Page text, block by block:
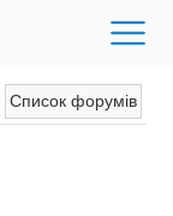
Список форумів